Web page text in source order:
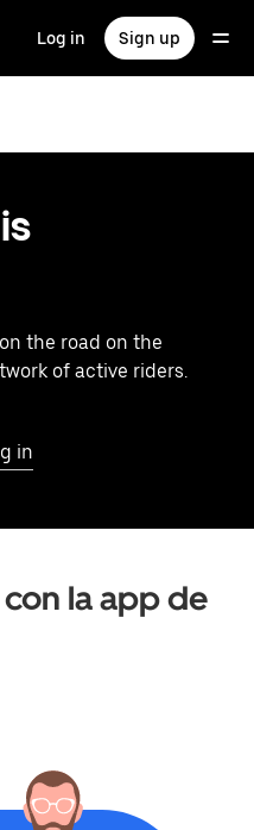
Log in Sign up
the road on the
of active riders.
in
la app de